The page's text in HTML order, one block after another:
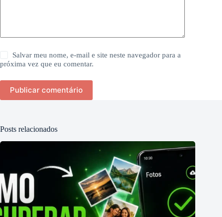
Salvar meu nome, e-mail e site neste navegador para a
próxima vez que eu comentar.
Publicar comentário
Posts relacionados